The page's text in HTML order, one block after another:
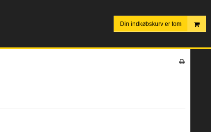
Din indkøbskurv er tom